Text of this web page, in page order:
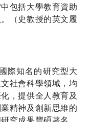
包括大學教育資助
（史教授的英文履
際知名的研究型大
社會科學領域，均
，提供全人教育及
精神及創新思維的
究成果豐碩著名，